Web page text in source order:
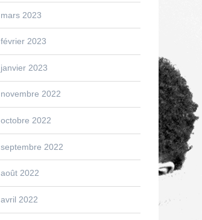
mars 2023
février 2023
janvier 2023
novembre 2022
octobre 2022
septembre 2022
août 2022
avril 2022